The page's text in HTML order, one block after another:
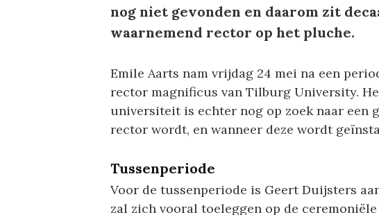
nog niet gevonden en daarom zit
waarnemend rector op het pluche.
Emile Aarts nam vrijdag 24 mei na een
rector magnificus van Tilburg University.
universiteit is echter nog op zoek naar een
rector wordt, en wanneer deze wordt
Tussenperiode
Voor de tussenperiode is Geert Duijsters
zal zich vooral toeleggen op de